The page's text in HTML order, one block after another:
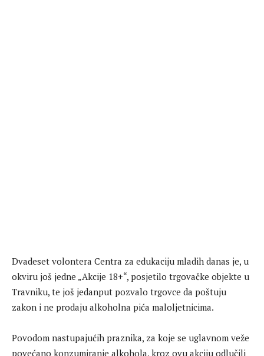
Dvadeset volontera Centra za edukaciju mladih danas je, u
okviru još jedne „Akcije 18+“, posjetilo trgovačke objekte u
Travniku, te još jedanput pozvalo trgovce da poštuju
zakon i ne prodaju alkoholna pića maloljetnicima.
Povodom nastupajućih praznika, za koje se uglavnom veže
povećano konzumiranje alkohola, kroz ovu akciju odlučili